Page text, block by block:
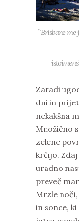
``Brisbane me
Zaradi
dni in
nekakšna
Množično
zelene
krčijo. Zdaj
uradno
preveč
Mrzle
in sonce,